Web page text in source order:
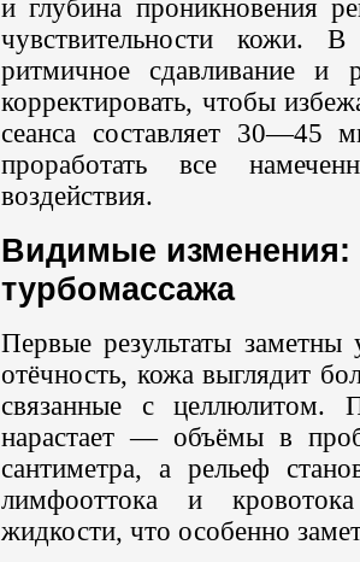
и глубина проникновения
чувствительности кожи.
ритмичное сдавливание и
корректировать, чтобы
сеанса составляет 30—45
проработать все
воздействия.
Видимые изменения:
турбомассажа
Первые результаты
отёчность, кожа выглядит
связанные с целлюлитом.
нарастает — объёмы в
сантиметра, а рельеф
лимфооттока и
жидкости, что особенно